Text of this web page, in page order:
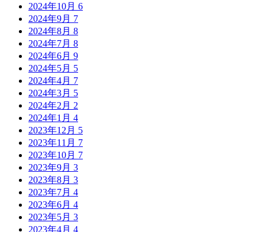
2024年10月 6
2024年9月 7
2024年8月 8
2024年7月 8
2024年6月 9
2024年5月 5
2024年4月 7
2024年3月 5
2024年2月 2
2024年1月 4
2023年12月 5
2023年11月 7
2023年10月 7
2023年9月 3
2023年8月 3
2023年7月 4
2023年6月 4
2023年5月 3
2023年4月 4